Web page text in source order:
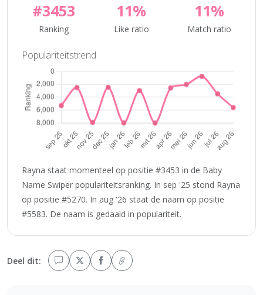
#3453
Ranking
11%
Like ratio
11%
Match ratio
Populariteitstrend
Rayna staat momenteel op positie #3453 in de Baby
Name Swiper populariteitsranking. In sep '25 stond Rayna
op positie #5270. In aug '26 staat de naam op positie
#5583. De naam is gedaald in populariteit.
Deel dit: